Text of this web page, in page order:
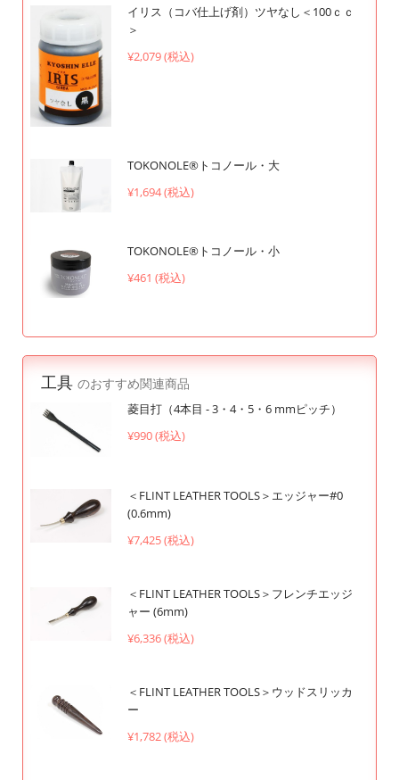
イリス（コバ仕上げ剤）ツヤなし＜100ｃｃ
＞
¥2,079 (税込)
TOKONOLE®︎トコノール・大
¥1,694 (税込)
TOKONOLE®︎トコノール・小
¥461 (税込)
工具 のおすすめ関連商品
菱目打（4本目 - 3・4・5・6 mmピッチ）
¥990 (税込)
＜FLINT LEATHER TOOLS＞エッジャー#0
(0.6mm)
¥7,425 (税込)
＜FLINT LEATHER TOOLS＞フレンチエッジ
ャー (6mm)
¥6,336 (税込)
＜FLINT LEATHER TOOLS＞ウッドスリッカ
ー
¥1,782 (税込)